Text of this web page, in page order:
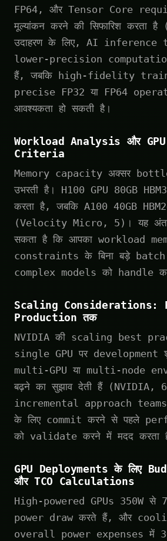
FP64, और Tensor Core
मूल्यांकन करने की सिफारिश करता
उदाहरण के लिए, AI inference
lower-precision
हैं, जबकि high-fidelity
precise FP32 या FP64
आवश्यकता हो सकती है।
Workload Analysis और
Criteria
Memory capacity अक्सर
उभरती है। H100 GPU 80GB
करता है, जबकि A100 40GB
(Velocity Micro, 5)। यह अंतर
सकता है कि आपका workload
constraints के बिना बड़े
complex models को handle
Scaling
Production तक
NVIDIA की scaling best
single GPU पर development
multi-GPU या multi-node
बढ़ने का सुझाव देती हैं (NVIDIA,
incremental approach
के लिए commit करने से पहले
को validate करने में मदद करता
GPU Deployments के लिए
और TCO Calculations
High-powered GPUs 350W से
power draw करते हैं, और
overall power expenses में